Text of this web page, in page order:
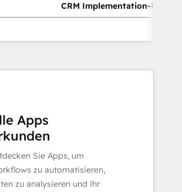
CRM Implementation-
Apps
Sie Apps, um
zu automatisieren,
zu analysieren und Ihr